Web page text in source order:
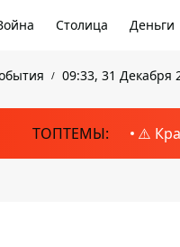
Столица Деньги
09:33, 31 Декабря
ТОПТЕМЫ: ⚠️